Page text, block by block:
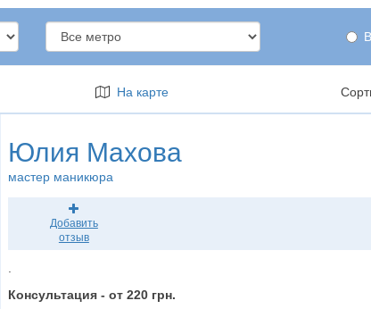
На карте
Юлия Махова
мастер маникюра
Добавить
отзыв
Консультация - от 220 грн.